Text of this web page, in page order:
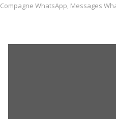
Compagne WhatsApp, Messages